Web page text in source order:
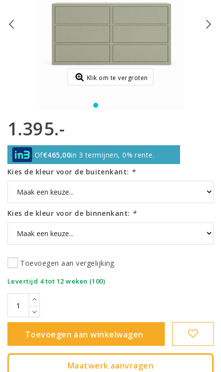
Klik om te vergroten
1.395.-
Of€465,00in 3 termijnen, 0% rente.
Kies de kleur voor de buitenkant: *
Kies de kleur voor de binnenkant: *
Toevoegen aan vergelijking
Levertijd 4 tot 12 weken (100)
Toevoegen aan winkelwagen
Maatwerk aanvragen